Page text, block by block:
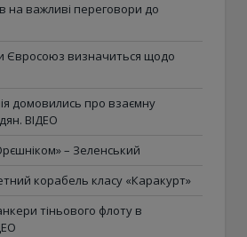
на важливі переговори до
Євросоюз визначиться щодо
домовились про взаємну
ВІДЕО
– Зеленський
корабель класу «Каракурт»
тіньового флоту в